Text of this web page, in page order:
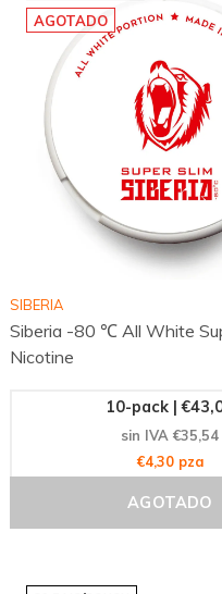
AGOTADO
SIBERIA
Siberia -80 ℃ All White
Nicotine
10-pack |
sin IVA €35,54
€4,30 pza
AGOTADO